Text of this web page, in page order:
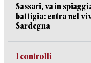
Sassari, va in
battigia: entra nel
Sardegna
I controlli